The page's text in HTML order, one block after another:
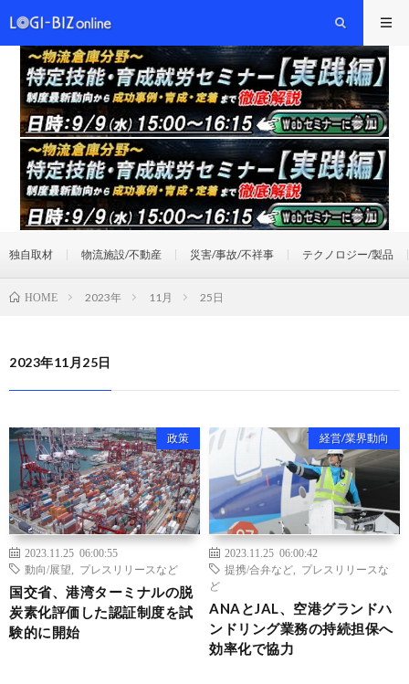
独自取材 物流施設/不動産 災害/事故/不祥事 テクノロジー/製品
HOME 2023年 11月 25日
2023年11月25日
政策
2023.11.25 06:00:55
動向/展望
プレスリリースなど
国交省、港湾ターミナルの脱
炭素化評価した認証制度を試
験的に開始
経営/業界動向
2023.11.25 06:00:42
提携/合弁など
プレスリリースな
ど
ANAとJAL、空港グランドハ
ンドリング業務の持続担保へ
効率化で協力